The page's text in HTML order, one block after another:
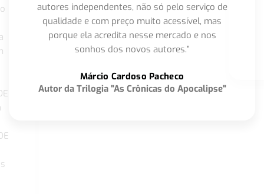
autores independentes, não só pelo serviço de
qualidade e com preço muito acessível, mas
porque ela acredita nesse mercado e nos
sonhos dos novos autores.”
Márcio Cardoso Pacheco
Autor da Trilogia "As Crônicas do Apocalipse"